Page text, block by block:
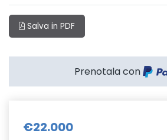
Salva in PDF
Prenotala con
€22.000